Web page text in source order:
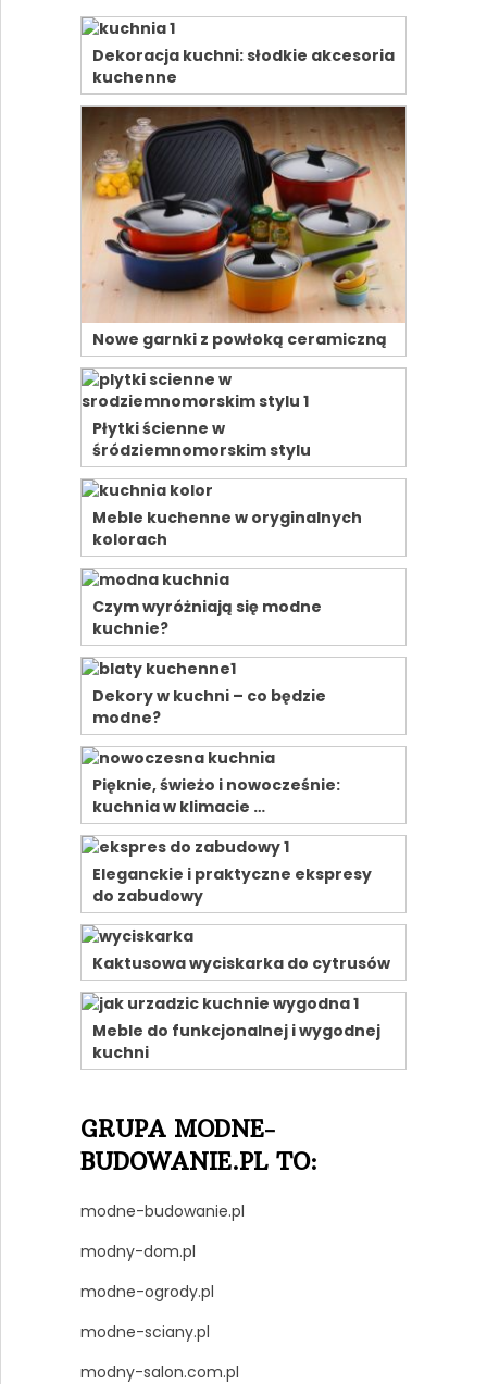
Dekoracja kuchni: słodkie akcesoria
kuchenne
Nowe garnki z powłoką ceramiczną
Płytki ścienne w
śródziemnomorskim stylu
Meble kuchenne w oryginalnych
kolorach
Czym wyróżniają się modne
kuchnie?
Dekory w kuchni – co będzie
modne?
Pięknie, świeżo i nowocześnie:
kuchnia w klimacie …
Eleganckie i praktyczne ekspresy
do zabudowy
Kaktusowa wyciskarka do cytrusów
Meble do funkcjonalnej i wygodnej
kuchni
GRUPA MODNE-
BUDOWANIE.PL TO:
modne-budowanie.pl
modny-dom.pl
modne-ogrody.pl
modne-sciany.pl
modny-salon.com.pl